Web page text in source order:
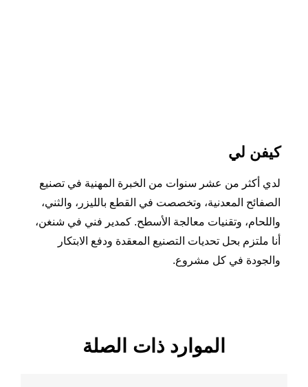
كيفن لي
لدي أكثر من عشر سنوات من الخبرة المهنية في تصنيع
الصفائح المعدنية، وتخصصت في القطع بالليزر، والثني،
واللحام، وتقنيات معالجة الأسطح. كمدير فني في شنغن،
أنا ملتزم بحل تحديات التصنيع المعقدة ودفع الابتكار
والجودة في كل مشروع.
الموارد ذات الصلة